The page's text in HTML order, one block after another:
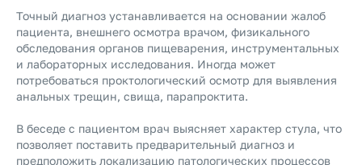
Точный диагноз устанавливается на основании жалоб
пациента, внешнего осмотра врачом, физикального
обследования органов пищеварения, инструментальных
и лабораторных исследования. Иногда может
потребоваться проктологический осмотр для выявления
анальных трещин, свища, парапроктита.
В беседе с пациентом врач выясняет характер стула, что
позволяет поставить предварительный диагноз и
предположить локализацию патологических процессов